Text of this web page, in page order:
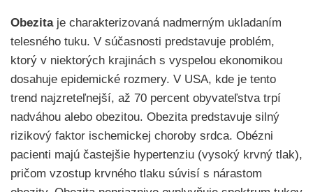
Obezitaje charakterizovaná nadmerným ukladaním
telesného tuku. V súčasnosti predstavuje problém,
ktorý v niektorých krajinách s vyspelou ekonomikou
dosahuje epidemické rozmery. V USA, kde je tento
trend najzreteľnejší, až 70 percent obyvateľstva trpí
nadváhou alebo obezitou. Obezita predstavuje silný
rizikový faktor ischemickej choroby srdca. Obézni
pacienti majú častejšie hypertenziu (vysoký krvný tlak),
pričom vzostup krvného tlaku súvisí s nárastom